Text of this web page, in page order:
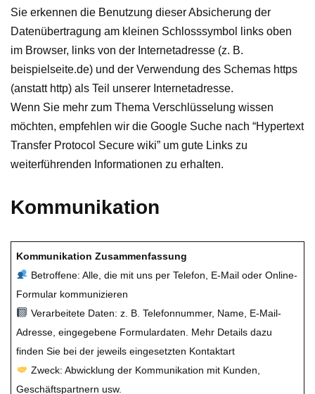
Sie erkennen die Benutzung dieser Absicherung der
Datenübertragung am kleinen Schlosssymbol links oben
im Browser, links von der Internetadresse (z. B.
beispielseite.de) und der Verwendung des Schemas https
(anstatt http) als Teil unserer Internetadresse.
Wenn Sie mehr zum Thema Verschlüsselung wissen
möchten, empfehlen wir die Google Suche nach “Hypertext
Transfer Protocol Secure wiki” um gute Links zu
weiterführenden Informationen zu erhalten.
Kommunikation
Kommunikation Zusammenfassung
Betroffene: Alle, die mit uns per Telefon, E-Mail oder Online-
Formular kommunizieren
Verarbeitete Daten: z. B. Telefonnummer, Name, E-Mail-
Adresse, eingegebene Formulardaten. Mehr Details dazu
finden Sie bei der jeweils eingesetzten Kontaktart
Zweck: Abwicklung der Kommunikation mit Kunden,
Geschäftspartnern usw.